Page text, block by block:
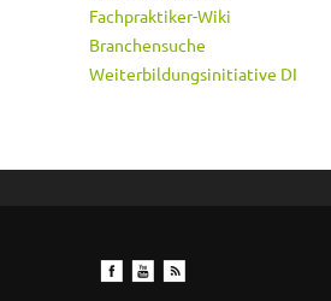
Fachpraktiker-Wiki
Branchensuche
Weiterbildungsinitiative DI